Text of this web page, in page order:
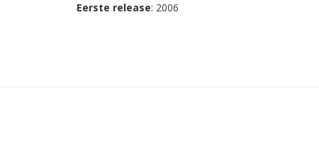
Eerste release: 2006